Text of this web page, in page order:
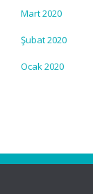
Mart 2020
Şubat 2020
Ocak 2020